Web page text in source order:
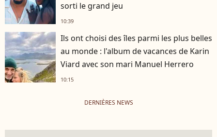
sorti le grand jeu
10:39
Ils ont choisi des îles parmi les plus belles
au monde : l'album de vacances de Karin
Viard avec son mari Manuel Herrero
10:15
DERNIÈRES NEWS